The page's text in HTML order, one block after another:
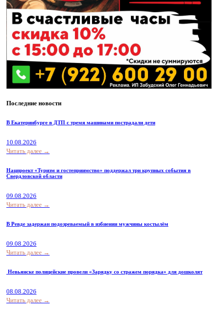
Последние новости
В Екатеринбурге в ДТП с тремя машинами пострадали дети
10.08.2026
Читать далее →
Нацпроект «Туризм и гостеприимство» поддержал три крупных события в
Свердловской области
09.08.2026
Читать далее →
В Ревде задержан подозреваемый в избиении мужчины костылём
09.08.2026
Читать далее →
Невьянске полицейские провели «Зарядку со стражем порядка» для дошколят
08.08.2026
Читать далее →